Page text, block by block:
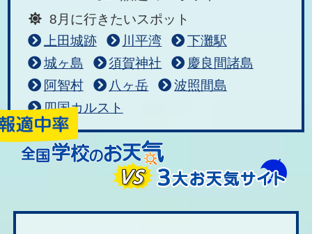
8月に行きたいスポット
上田城跡
川平湾
下灘駅
城ヶ島
須賀神社
慶良間諸島
阿智村
八ヶ岳
波照間島
四国カルスト